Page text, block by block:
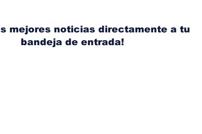
combustibles
mejores noticias directamente a tu
bandeja de entrada!